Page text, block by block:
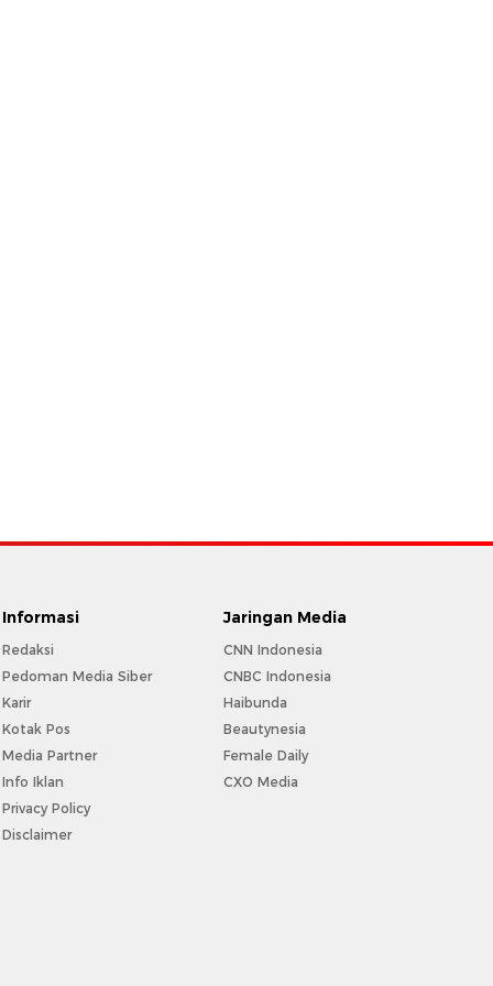
Informasi
Redaksi
Pedoman Media Siber
Karir
Kotak Pos
Media Partner
Info Iklan
Privacy Policy
Disclaimer
Jaringan Media
CNN Indonesia
CNBC Indonesia
Haibunda
Beautynesia
Female Daily
CXO Media